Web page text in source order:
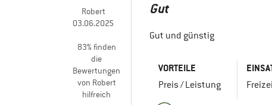
Robert
03.06.2025
83% finden
die
Bewertungen
von Robert
hilfreich
Gut
Gut und günstig
VORTEILE
Preis / Leistung